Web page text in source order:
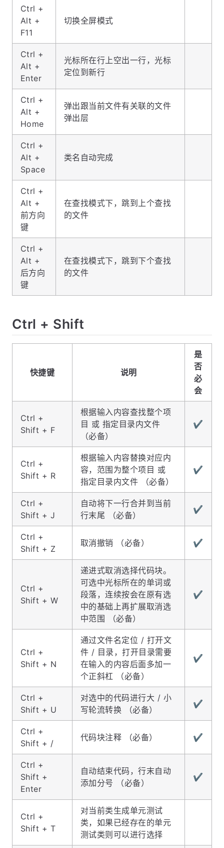
Ctrl +
Alt +
F11
切换全屏模式
Ctrl +
Alt +
Enter
光标所在行上空出一行，光标
定位到新行
Ctrl +
Alt +
Home
弹出跟当前文件有关联的文件
弹出层
Ctrl +
Alt +
Space
类名自动完成
Ctrl +
Alt +
前方向
键
在查找模式下，跳到上个查找
的文件
Ctrl +
Alt +
后方向
键
在查找模式下，跳到下个查找
的文件
Ctrl + Shift
快捷键 说明
是
否
必
会
Ctrl +
Shift + F
根据输入内容查找整个项
目 或 指定目录内文件
（必备）
✔️
Ctrl +
Shift + R
根据输入内容替换对应内
容，范围为整个项目 或
指定目录内文件 （必备）
✔️
Ctrl +
Shift + J
自动将下一行合并到当前
行末尾 （必备）
✔️
Ctrl +
Shift + Z
取消撤销 （必备） ✔️
Ctrl +
Shift + W
递进式取消选择代码块。
可选中光标所在的单词或
段落，连续按会在原有选
中的基础上再扩展取消选
中范围 （必备）
✔️
Ctrl +
Shift + N
通过文件名定位 / 打开文
件 / 目录，打开目录需要
在输入的内容后面多加一
个正斜杠 （必备）
✔️
Ctrl +
Shift + U
对选中的代码进行大 / 小
写轮流转换 （必备）
✔️
Ctrl +
Shift + /
代码块注释 （必备） ✔️
Ctrl +
Shift +
Enter
自动结束代码，行末自动
添加分号 （必备）
✔️
Ctrl +
Shift + T
对当前类生成单元测试
类，如果已经存在的单元
测试类则可以进行选择